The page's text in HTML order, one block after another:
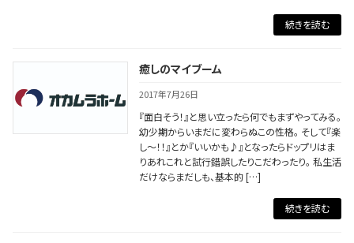
続きを読む
癒しのマイブーム
2017年7月26日
『面白そう！』と思い立ったら何でもまずやってみる。
幼少期からいまだに変わらぬこの性格。 そして『楽
し～！！』とか『いいかも♪』となったらドップリはま
りあれこれと試行錯誤したりこだわったり。 私生活
だけならまだしも、基本的 […]
続きを読む